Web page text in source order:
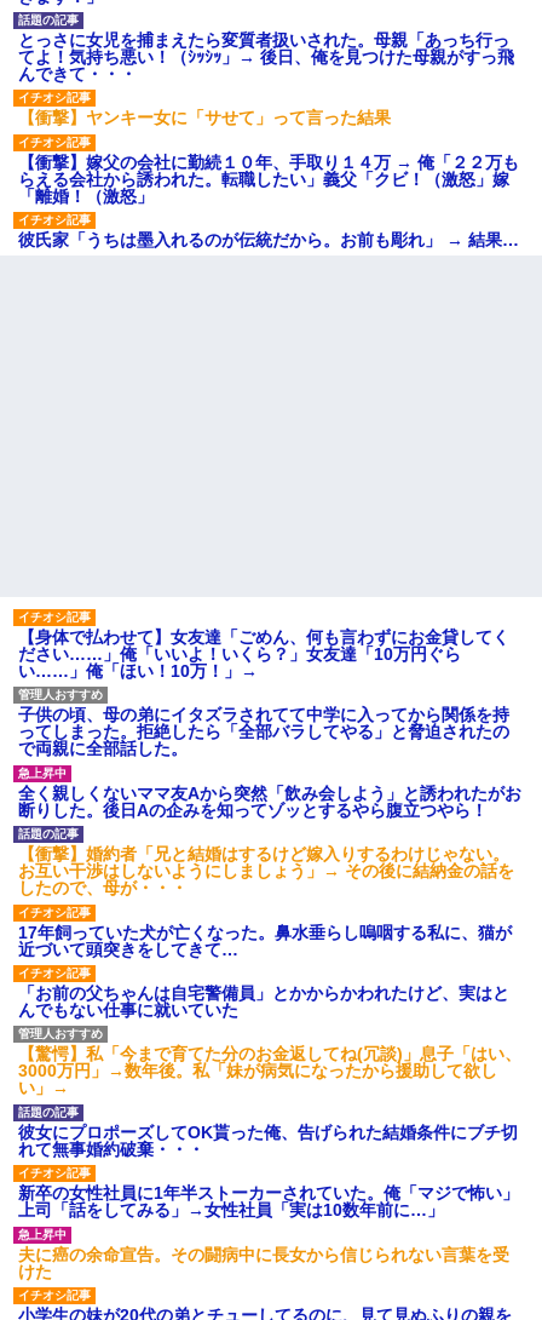
とっさに女児を捕まえたら変質者扱いされた。母親「あっち行っ
てよ！気持ち悪い！（ｼｯｼｯ」→ 後日、俺を見つけた母親がすっ飛
んできて・・・
【衝撃】ヤンキー女に「サせて」って言った結果
【衝撃】嫁父の会社に勤続１０年、手取り１４万 → 俺「２２万も
らえる会社から誘われた。転職したい」義父「クビ！（激怒」嫁
「離婚！（激怒」
彼氏家「うちは墨入れるのが伝統だから。お前も彫れ」 → 結果…
【身体で払わせて】女友達「ごめん、何も言わずにお金貸してく
ださい……」俺「いいよ！いくら？」女友達「10万円ぐら
い……」俺「ほい！10万！」→
子供の頃、母の弟にイタズラされてて中学に入ってから関係を持
ってしまった。拒絶したら「全部バラしてやる」と脅迫されたの
で両親に全部話した。
全く親しくないママ友Aから突然「飲み会しよう」と誘われたがお
断りした。後日Aの企みを知ってゾッとするやら腹立つやら！
【衝撃】婚約者「兄と結婚はするけど嫁入りするわけじゃない。
お互い干渉はしないようにしましょう」→ その後に結納金の話を
したので、母が・・・
17年飼っていた犬が亡くなった。鼻水垂らし嗚咽する私に、猫が
近づいて頭突きをしてきて…
「お前の父ちゃんは自宅警備員」とかからかわれたけど、実はと
んでもない仕事に就いていた
【驚愕】私「今まで育てた分のお金返してね(冗談)」息子「はい、
3000万円」→数年後。私「妹が病気になったから援助して欲し
い」→
彼女にプロポーズしてOK貰った俺、告げられた結婚条件にブチ切
れて無事婚約破棄・・・
新卒の女性社員に1年半ストーカーされていた。俺「マジで怖い」
上司「話をしてみる」→女性社員「実は10数年前に…」
夫に癌の余命宣告。その闘病中に長女から信じられない言葉を受
けた
小学生の妹が20代の弟とチューしてるのに、見て見ぬふりの親を